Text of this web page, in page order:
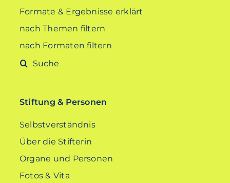
Formate & Ergebnisse erklärt
nach Themen filtern
nach Formaten filtern
Suche
Stiftung & Personen
Selbstverständnis
Über die Stifterin
Organe und Personen
Fotos & Vita